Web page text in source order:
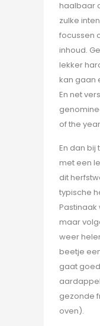
haalbaar
zulke
focussen
inhoud.
lekker
kan gaan
En net
of the
En dan bij
met een
dit
typische
Pastinaak
maar
weer
beetje
gaat
gezonde
oven).